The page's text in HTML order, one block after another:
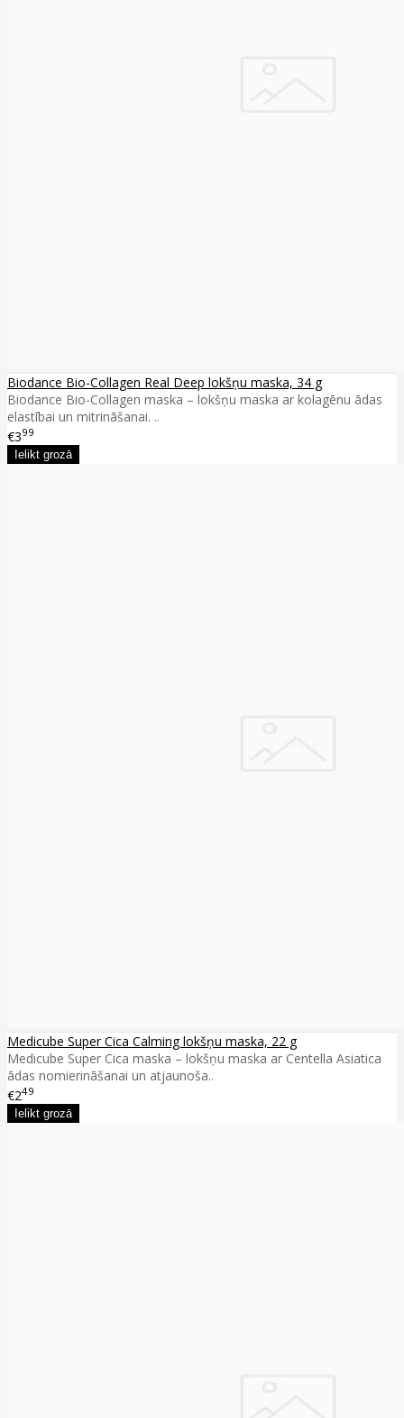
Biodance Bio-Collagen Real Deep lokšņu maska, 34 g
Biodance Bio-Collagen maska – lokšņu maska ar kolagēnu ādas
elastībai un mitrināšanai. ..
€399
Medicube Super Cica Calming lokšņu maska, 22 g
Medicube Super Cica maska – lokšņu maska ar Centella Asiatica
ādas nomierināšanai un atjaunoša..
€249